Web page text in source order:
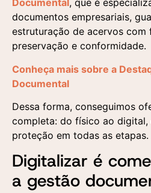
Documental, que é
documentos empresariais,
estruturação de acervos com
preservação e conformidade.
Conheça mais sobre a
Documental
Dessa forma, conseguimos
completa: do físico ao
proteção em todas as etapas.
Digitalizar é
a gestão